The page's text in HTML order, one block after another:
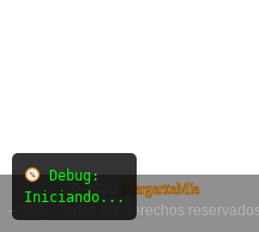
© 2025
MargaritaMía
– SiO₂. Todos los derechos
Debug:
Iniciando...